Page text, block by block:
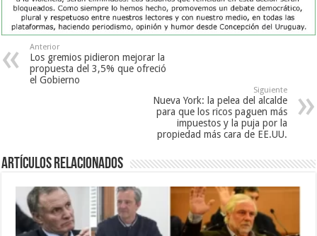
Anterior
Los gremios pidieron mejorar la
propuesta del 3,5% que ofreció
el Gobierno
Siguiente
Nueva York: la pelea del alcalde
para que los ricos paguen más
impuestos y la puja por la
propiedad más cara de EE.UU.
Artículos Relacionados